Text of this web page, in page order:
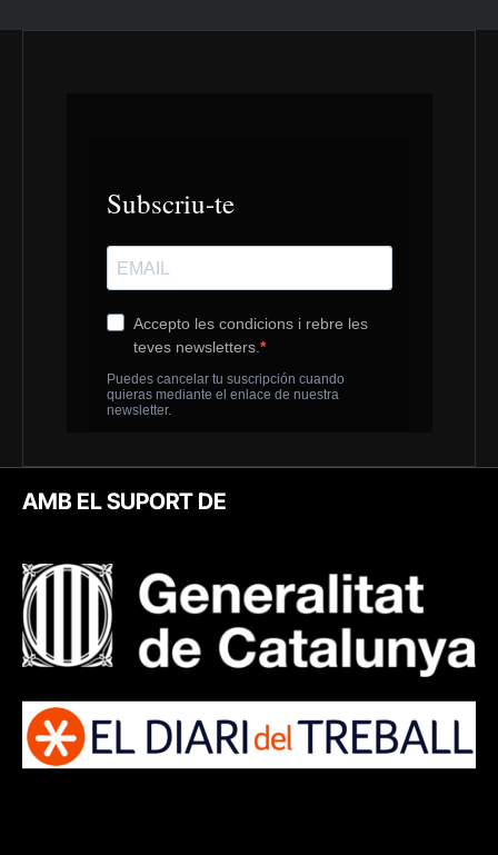
AMB EL SUPORT DE